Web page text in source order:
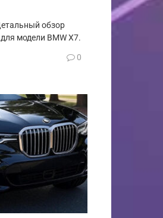
обзор
модели BMW X7.
0